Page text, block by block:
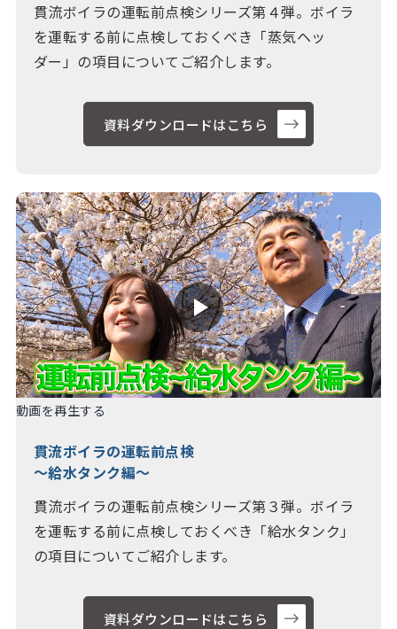
貫流ボイラの運転前点検シリーズ第４弾。ボイラ
を運転する前に点検しておくべき「蒸気ヘッ
ダー」の項目についてご紹介します。
資料ダウンロードはこちら
動画を再生する
貫流ボイラの運転前点検
～給水タンク編～
貫流ボイラの運転前点検シリーズ第３弾。ボイラ
を運転する前に点検しておくべき「給水タンク」
の項目についてご紹介します。
資料ダウンロードはこちら